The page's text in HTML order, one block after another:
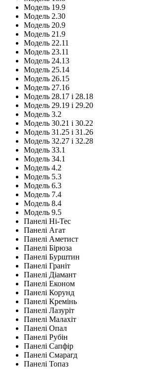
Модель 19.9
Модель 2.30
Модель 20.9
Модель 21.9
Модель 22.11
Модель 23.11
Модель 24.13
Модель 25.14
Модель 26.15
Модель 27.16
Модель 28.17 і 28.18
Модель 29.19 і 29.20
Модель 3.2
Модель 30.21 і 30.22
Модель 31.25 і 31.26
Модель 32.27 і 32.28
Модель 33.1
Модель 34.1
Модель 4.2
Модель 5.3
Модель 6.3
Модель 7.4
Модель 8.4
Модель 9.5
Панелі Hi-Tec
Панелі Агат
Панелі Аметист
Панелі Бірюза
Панелі Бурштин
Панелі Граніт
Панелі Діамант
Панелі Економ
Панелі Корунд
Панелі Кремінь
Панелі Лазуріт
Панелі Малахіт
Панелі Опал
Панелі Рубін
Панелі Сапфір
Панелі Смарагд
Панелі Топаз